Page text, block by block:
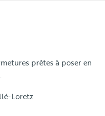
prêtes à poser en
Loretz